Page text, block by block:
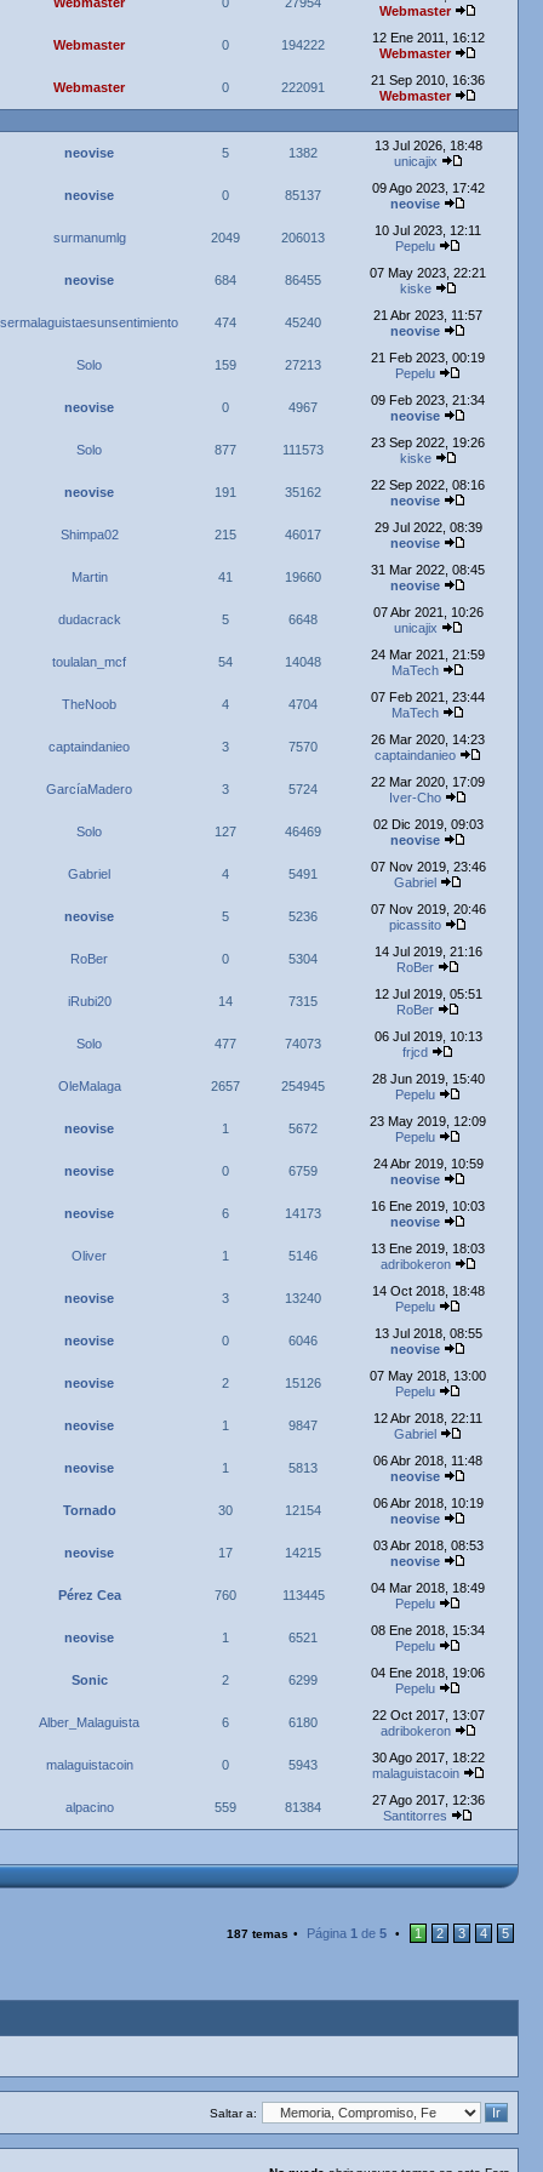
Webmaster
Webmaster 0 194222
12 Ene 2011, 16:12
Webmaster
Webmaster 0 222091
21 Sep 2010, 16:36
Webmaster
neovise 5 1382
13 Jul 2026, 18:48
unicajix
neovise 0 85137
09 Ago 2023, 17:42
neovise
surmanumlg 2049 206013
10 Jul 2023, 12:11
Pepelu
neovise 684 86455
07 May 2023, 22:21
kiske
sermalaguistaesunsentimiento 474 45240
21 Abr 2023, 11:57
neovise
Solo 159 27213
21 Feb 2023, 00:19
Pepelu
neovise 0 4967
09 Feb 2023, 21:34
neovise
Solo 877 111573
23 Sep 2022, 19:26
kiske
neovise 191 35162
22 Sep 2022, 08:16
neovise
Shimpa02 215 46017
29 Jul 2022, 08:39
neovise
Martin 41 19660
31 Mar 2022, 08:45
neovise
dudacrack 5 6648
07 Abr 2021, 10:26
unicajix
toulalan_mcf 54 14048
24 Mar 2021, 21:59
MaTech
TheNoob 4 4704
07 Feb 2021, 23:44
MaTech
captaindanieo 3 7570
26 Mar 2020, 14:23
captaindanieo
GarcíaMadero 3 5724
22 Mar 2020, 17:09
Iver-Cho
Solo 127 46469
02 Dic 2019, 09:03
neovise
Gabriel 4 5491
07 Nov 2019, 23:46
Gabriel
neovise 5 5236
07 Nov 2019, 20:46
picassito
RoBer 0 5304
14 Jul 2019, 21:16
RoBer
iRubi20 14 7315
12 Jul 2019, 05:51
RoBer
Solo 477 74073
06 Jul 2019, 10:13
frjcd
OleMalaga 2657 254945
28 Jun 2019, 15:40
Pepelu
neovise 1 5672
23 May 2019, 12:09
Pepelu
neovise 0 6759
24 Abr 2019, 10:59
neovise
neovise 6 14173
16 Ene 2019, 10:03
neovise
Oliver 1 5146
13 Ene 2019, 18:03
adribokeron
neovise 3 13240
14 Oct 2018, 18:48
Pepelu
neovise 0 6046
13 Jul 2018, 08:55
neovise
neovise 2 15126
07 May 2018, 13:00
Pepelu
neovise 1 9847
12 Abr 2018, 22:11
Gabriel
neovise 1 5813
06 Abr 2018, 11:48
neovise
Tornado 30 12154
06 Abr 2018, 10:19
neovise
neovise 17 14215
03 Abr 2018, 08:53
neovise
Pérez Cea 760 113445
04 Mar 2018, 18:49
Pepelu
neovise 1 6521
08 Ene 2018, 15:34
Pepelu
Sonic 2 6299
04 Ene 2018, 19:06
Pepelu
Alber_Malaguista 6 6180
22 Oct 2017, 13:07
adribokeron
malaguistacoin 0 5943
30 Ago 2017, 18:22
malaguistacoin
alpacino 559 81384
27 Ago 2017, 12:36
Santitorres
187 temas • Página 1 de 5 • 1 2 3 4 5
Saltar a: